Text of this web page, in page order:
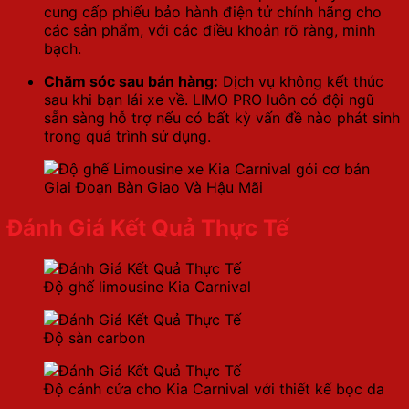
cung cấp phiếu bảo hành điện tử chính hãng cho
các sản phẩm, với các điều khoản rõ ràng, minh
bạch.
Chăm sóc sau bán hàng: Dịch vụ không kết thúc
sau khi bạn lái xe về. LIMO PRO luôn có đội ngũ
sẵn sàng hỗ trợ nếu có bất kỳ vấn đề nào phát sinh
trong quá trình sử dụng.
Giai Đoạn Bàn Giao Và Hậu Mãi
Đánh Giá Kết Quả Thực Tế
Độ ghế limousine Kia Carnival
Độ sàn carbon
Độ cánh cửa cho Kia Carnival với thiết kế bọc da